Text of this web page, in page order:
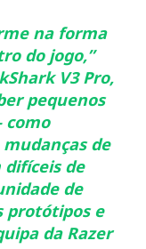
na forma
do jogo,”
V3 Pro,
pequenos
como
de
de
de
protótipos e
da Razer